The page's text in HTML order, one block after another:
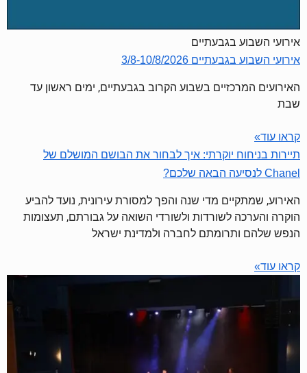
אירועי השבוע בגבעתיים
אירועי השבוע בגבעתיים 3/8-10/8/2026
האירועים המרכזיים בשבוע הקרוב בגבעתיים, ימים ראשון עד
שבת
קראו עוד»
תיירות בניחוח יוקרתי: איך לבחור את הבושם המושלם של
Chanel לנסיעה הבאה שלכם?
האירוע, שמתקיים מדי שנה והפך למסורת עירונית, נועד להביע
הוקרה והערכה לשורדות ולשורדי השואה על גבורתם, תעצומות
הנפש שלהם ותרומתם לחברה ולמדינת ישראל
קראו עוד»